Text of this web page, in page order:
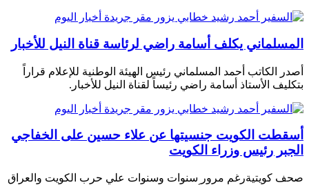
المسلماني يكلف أسامة راضي لرئاسة قناة النيل للأخبار
أصدر الكاتب أحمد المسلماني رئيس الهيئة الوطنية للإعلام قراراً
بتكليف الأستاذ أسامة راضي رئيساً لقناة النيل للأخبار.
أسقطت الكويت جنسيتها عن علاء حسين على الخفاجي
الجبر رئيس وزراء الكويت
صحف كويتية رغم مرور سنوات وسنوات علي حرب الكويت والعراق